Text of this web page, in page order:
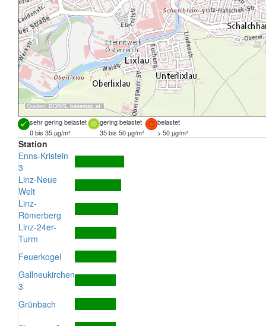
Quellen: DORIS, basemap.at
sehr gering belastet gering belastet
belastet
0 bis 35 µg/m³
35 bis 50 µg/m³ > 50 µg/m³
Station
Enns-Kristein
3
Linz-Neue
Welt
Linz-
Römerberg
Linz-24er-
Turm
Feuerkogel
Gallneukirchen
3
Grünbach